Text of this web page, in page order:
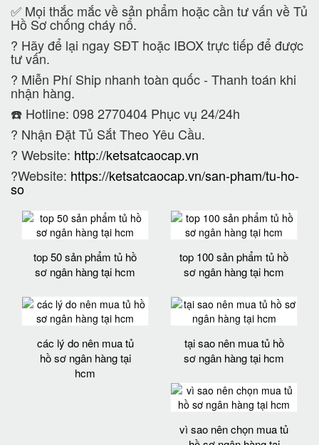
✅ Mọi thắc mắc về sản phẩm hoặc cần tư vấn về Tủ
Hồ Sơ chống cháy nổ.
? Hãy để lại ngay SĐT hoặc IBOX trực tiếp để được
tư vấn.
? Miễn Phí Ship nhanh toàn quốc - Thanh toán khi
nhận hàng.
☎️ Hotline: 098 2770404 Phục vụ 24/24h
? Nhận Đặt Tủ Sắt Theo Yêu Cầu.
? Website: http://ketsatcaocap.vn
?Website: https://ketsatcaocap.vn/san-pham/tu-ho-
so
top 50 sản phẩm tủ hồ
sơ ngân hàng tại hcm
top 100 sản phẩm tủ hồ
sơ ngân hàng tại hcm
các lý do nên mua tủ
hồ sơ ngân hàng tại
hcm
tại sao nên mua tủ hồ
sơ ngân hàng tại hcm
vì sao nên chọn mua tủ